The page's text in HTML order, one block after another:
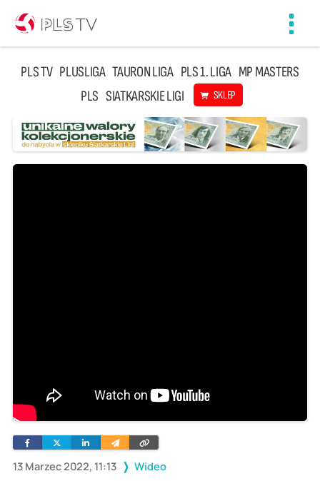
PLS TV PLUSLIGA TAURON LIGA PLS 1. LIGA MP MASTERS
PLS SIATKARSKIE LIGI SKLEP
13 Marzec 2022, 11:13 Wideo
FacebookTwitterLinkedinWyślij
e-
Skopiuj
link